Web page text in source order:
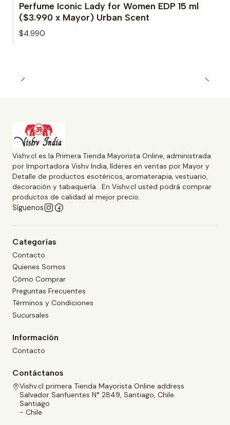
Perfume Iconic Lady for Women EDP 15 ml
($3.990 x Mayor) Urban Scent
$4.990
Vishv.cl es la Primera Tienda Mayorista Online, administrada
por Importadora Vishv India, líderes en ventas por Mayor y
Detalle de productos esotéricos, aromaterapia, vestuario,
decoración y tabaquería . En Vishv.cl usted podrá comprar
productos de calidad al mejor precio.
Síguenos
Categorías
Contacto
Quienes Somos
Cómo Comprar
Preguntas Frecuentes
Términos y Condiciones
Sucursales
Información
Contacto
Contáctanos
Vishv.cl primera Tienda Mayorista Online address
Salvador Sanfuentes N° 2849, Santiago, Chile.
Santiago
- Chile